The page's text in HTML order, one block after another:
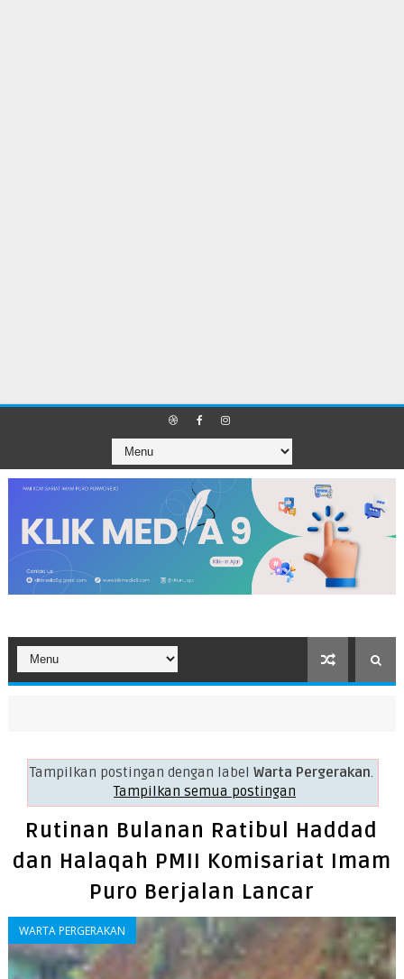
Tampilkan postingan dengan labelWarta Pergerakan.
Tampilkan semua postingan
Rutinan Bulanan Ratibul Haddad
dan Halaqah PMII Komisariat Imam
Puro Berjalan Lancar
WARTA PERGERAKAN